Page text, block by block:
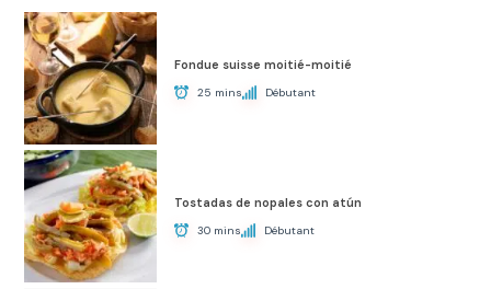
Fondue suisse moitié-moitié
25 mins Débutant
Tostadas de nopales con atún
30 mins Débutant